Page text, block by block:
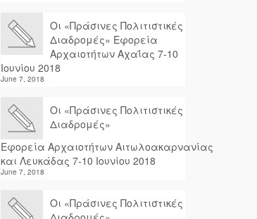
Οι «Πράσινες Πολιτιστικές
Διαδρομές» Εφορεία
Αρχαιοτήτων Αχαΐας 7-10
Ιουνίου 2018
June 7, 2018
Οι «Πράσινες Πολιτιστικές
Διαδρομές»
Εφορεία Αρχαιοτήτων Αιτωλοακαρνανίας
και Λευκάδας 7-10 Ιουνίου 2018
June 7, 2018
Οι «Πράσινες Πολιτιστικές